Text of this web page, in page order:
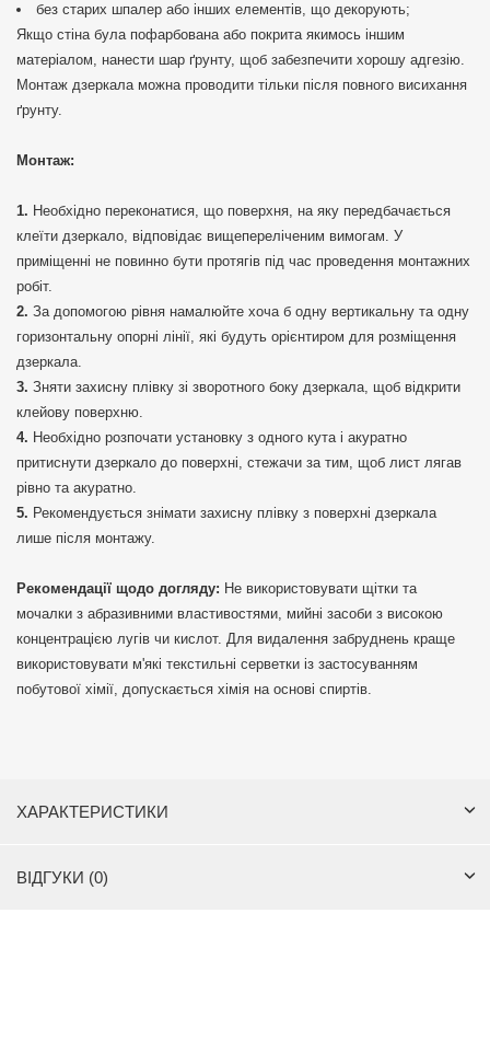
без старих шпалер або інших елементів, що декорують;
Якщо стіна була пофарбована або покрита якимось іншим
матеріалом, нанести шар ґрунту, щоб забезпечити хорошу адгезію.
Монтаж дзеркала можна проводити тільки після повного висихання
ґрунту.
Монтаж:
Необхідно переконатися, що поверхня, на яку передбачається
клеїти дзеркало, відповідає вищепереліченим вимогам. У
приміщенні не повинно бути протягів під час проведення монтажних
робіт.
За допомогою рівня намалюйте хоча б одну вертикальну та одну
горизонтальну опорні лінії, які будуть орієнтиром для розміщення
дзеркала.
Зняти захисну плівку зі зворотного боку дзеркала, щоб відкрити
клейову поверхню.
Необхідно розпочати установку з одного кута і акуратно
притиснути дзеркало до поверхні, стежачи за тим, щоб лист лягав
рівно та акуратно.
Рекомендується знімати захисну плівку з поверхні дзеркала
лише після монтажу.
Рекомендації щодо догляду: Не використовувати щітки та
мочалки з абразивними властивостями, мийні засоби з високою
концентрацією лугів чи кислот. Для видалення забруднень краще
використовувати м'які текстильні серветки із застосуванням
побутової хімії, допускається хімія на основі спиртів.
ХАРАКТЕРИСТИКИ
ВІДГУКИ (0)